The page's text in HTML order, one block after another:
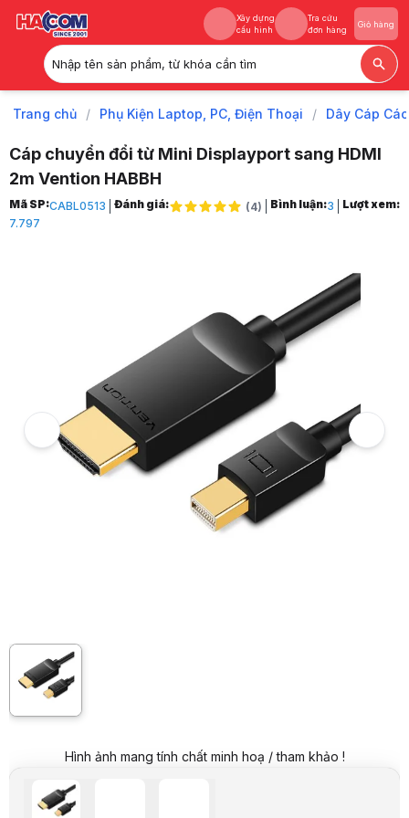
Xây dựng
cấu hình
Tra cứu
đơn hàng
Giỏ hàng
Nhập tên sản phẩm, từ khóa cần tìm
Xây dựng
Tra cứu
Trang chủ / Phụ Kiện Laptop, PC, Điện Thoại / Dây Cáp
Cáp chuyển đổi từ Mini Displayport sang HDMI
2m Vention HABBH
Trang chủ
1
Cáp chuyển đổi từ Mini Displayport sang HDMI 2m Vention HABBH
Hình ảnh và video sản phẩm
Cáp chuyển đổi từ Mini Displayport sang HDMI 2m Vention HABBH
Giá niêm yết:409.000 VND
Giá mua online:
249.000 VND
Tiết kiệm 160.000 VND (-39%)
Giá mua trả góp (6 tháng):
41.500 VND / tháng
Trả góp qua thẻ VISA (12 tháng):
20.750 VND / tháng
Giá đã bao gồm VAT
Độ phân giải : 1920x1080
Hỗ trợ HĐH: Windows 10/XP/Vista/7/8, Mac 10.6-10.8/ Linux
Thông số kỹ thuật
Thương hiệu
Chi tiết
Hỗ trợ độ phân giải: 1920x1080
Đầu vào: Mini Displayport male
Mã SP:CABL0513 Đánh giá: (4) Bình luận:3
Lượt xem:
7.797
Hình ảnh mang tính chất minh hoạ / tham khảo !